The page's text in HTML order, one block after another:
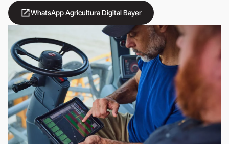
WhatsApp Agricultura Digital Bayer
open_in_new